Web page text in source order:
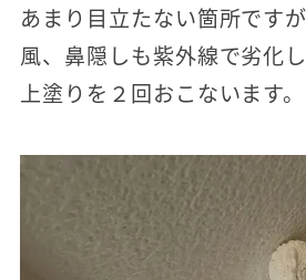
あまり目立たない箇所です
風、鼻隠しも紫外線で劣化し
上塗りを２回おこないます。